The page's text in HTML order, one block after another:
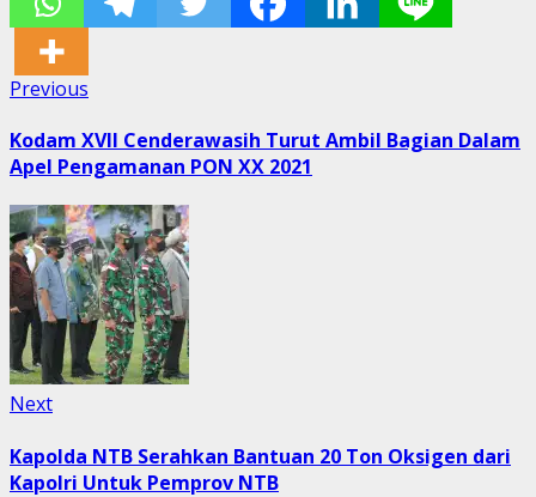
Post
navigation
Previous
Kodam XVII Cenderawasih Turut Ambil Bagian Dalam
Apel Pengamanan PON XX 2021
NextNext
Kapolda NTB Serahkan Bantuan 20 Ton Oksigen dari
Kapolri Untuk Pemprov NTB